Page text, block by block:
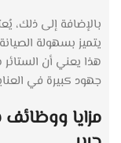
بالإضافة إلى ذلك،
يتميز بسهولة
هذا يعني أن
جهود كبيرة في
مزايا